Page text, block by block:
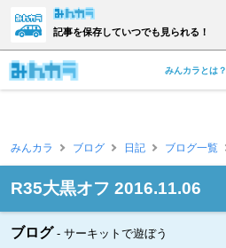
記事を保存していつでも見られる！
みんカラとは？
みんカラ ブログ 日記 ブログ一覧
R35大黒オフ 2016.11.06
ブログ サーキットで遊ぼう